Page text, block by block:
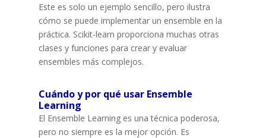
Este es solo un ejemplo sencillo, pero ilustra
cómo se puede implementar un ensemble en la
práctica. Scikit-learn proporciona muchas otras
clases y funciones para crear y evaluar
ensembles más complejos.
Cuándo y por qué usar Ensemble
Learning
El Ensemble Learning es una técnica poderosa,
pero no siempre es la mejor opción. Es